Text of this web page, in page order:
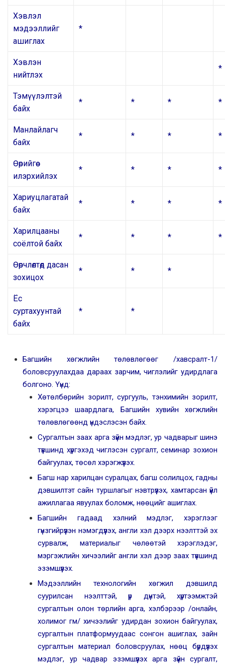
Хэвлэл
мэдээллийг
ашиглах
*
Хэвлэн
нийтлэх
*
Тэмүүлэлтэй
байх
* * * *
Манлайлагч
байх
* * * *
Өөрийгөө
илэрхийлэх
* * * *
Хариуцлагатай
байх
* * * *
Харилцааны
соёлтой байх
* * * *
Өөрчлөлтөд дасан
зохицох
* * *
Ёс
суртахуунтай
байх
* *
Багшийн хөгжлийн төлөвлөгөөг /хавсралт-1/
боловсруулахдаа дараах зарчим, чиглэлийг удирдлага
болгоно. Үүнд:
Хөтөлбөрийн зорилт, сургууль, тэнхимийн зорилт,
хэрэгцээ шаардлага, Багшийн хувийн хөгжлийн
төлөвлөгөөнд үндэслэсэн байх.
Сургалтын заах арга зүйн мэдлэг, ур чадварыг шинэ
түвшинд хүргэхэд чиглэсэн сургалт, семинар зохион
байгуулах, төсөл хэрэгжүүлэх.
Багш нар харилцан суралцах, багш солилцох, гадны
дэвшилтэт сайн туршлагыг нэвтрүүлэх, хамтарсан үйл
ажиллагаа явуулах боломж, нөөцийг ашиглах.
Багшийн гадаад хэлний мэдлэг, хэрэглээг
гүнзгийрүүлэн нэмэгдүүлэх, англи хэл дээрх нээлттэй эх
сурвалж, материалыг чөлөөтэй хэрэглэдэг,
мэргэжлийн хичээлийг англи хэл дээр заах түвшинд
эзэмшүүлэх.
Мэдээллийн технологийн хөгжил дэвшилд
суурилсан нээлттэй, үр дүнтэй, хүртээмжтэй
сургалтын олон төрлийн арга, хэлбэрээр /онлайн,
холимог гм/ хичээлийг удирдан зохион байгуулах,
сургалтын платформуудаас сонгон ашиглах, зайн
сургалтын материал боловсруулах, нөөц бүрдүүлэх
мэдлэг, ур чадвар эзэмшүүлэх арга зүйн сургалт,